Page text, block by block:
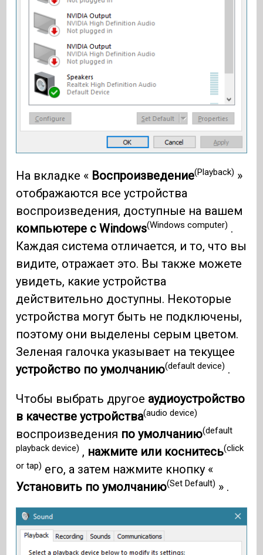
На вкладке « Воспроизведение(Playback) »
отображаются все устройства
воспроизведения, доступные на вашем
компьютере с Windows(Windows computer) .
Каждая система отличается, и то, что вы
видите, отражает это. Вы также можете
увидеть, какие устройства
действительно доступны. Некоторые
устройства могут быть не подключены,
поэтому они выделены серым цветом.
Зеленая галочка указывает на текущее
устройство по умолчанию(default device) .
Чтобы выбрать другое аудиоустройство
в качестве устройства(audio device)
воспроизведения по умолчанию(default
playback device) , нажмите или коснитесь(click
or tap) его, а затем нажмите кнопку «
Установить по умолчанию(Set Default) » .